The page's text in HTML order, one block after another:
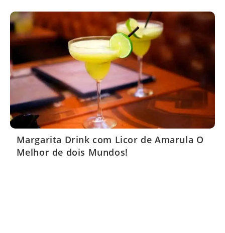
Margarita Drink com Licor de Amarula O
Melhor de dois Mundos!